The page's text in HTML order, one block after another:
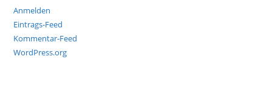
Anmelden
Eintrags-Feed
Kommentar-Feed
WordPress.org